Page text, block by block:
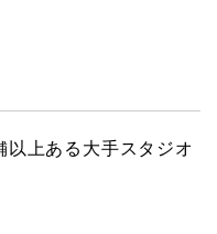
以上ある大手スタジオ